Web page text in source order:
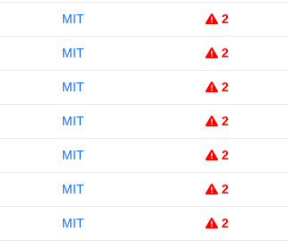
MIT 2
MIT 2
MIT 2
MIT 2
MIT 2
MIT 2
MIT 2